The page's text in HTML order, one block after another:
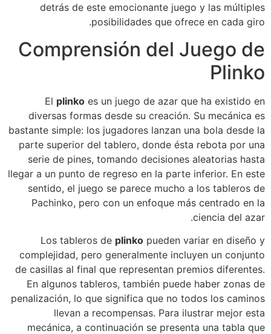
detrás de este emocionante juego y las múltiples
posibilidades que ofrece en cada giro.
Comprensión del Juego de
Plinko
El plinko es un juego de azar que ha existido en
diversas formas desde su creación. Su mecánica es
bastante simple: los jugadores lanzan una bola desde la
parte superior del tablero, donde ésta rebota por una
serie de pines, tomando decisiones aleatorias hasta
llegar a un punto de regreso en la parte inferior. En este
sentido, el juego se parece mucho a los tableros de
Pachinko, pero con un enfoque más centrado en la
ciencia del azar.
Los tableros de plinko pueden variar en diseño y
complejidad, pero generalmente incluyen un conjunto
de casillas al final que representan premios diferentes.
En algunos tableros, también puede haber zonas de
penalización, lo que significa que no todos los caminos
llevan a recompensas. Para ilustrar mejor esta
mecánica, a continuación se presenta una tabla que